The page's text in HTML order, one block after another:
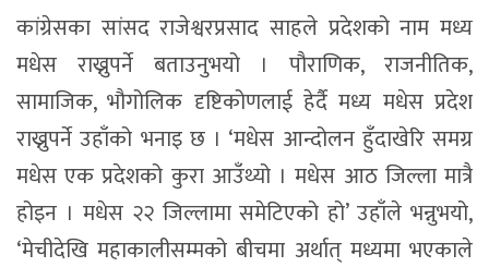
कांग्रेसका सांसद राजेश्वरप्रसाद साहले प्रदेशको नाम मध्य
मधेस राख्नुपर्ने बताउनुभयो । पौराणिक, राजनीतिक,
सामाजिक, भौगोलिक दृष्टिकोणलाई हेर्दै मध्य मधेस प्रदेश
राख्नुपर्ने उहाँको भनाइ छ । ‘मधेस आन्दोलन हुँदाखेरि समग्र
मधेस एक प्रदेशको कुरा आउँथ्यो । मधेस आठ जिल्ला मात्रै
होइन । मधेस २२ जिल्लामा समेटिएको हो’ उहाँले भन्नुभयो,
‘मेचीदेखि महाकालीसम्मको बीचमा अर्थात् मध्यमा भएकाले